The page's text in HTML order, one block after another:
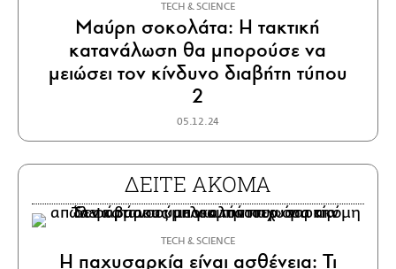
ΤECH & SCIENCE
Μαύρη σοκολάτα: Η τακτική
κατανάλωση θα μπορούσε να
μειώσει τον κίνδυνο διαβήτη τύπου
2
05.12.24
ΔΕΙΤΕ ΑΚΟΜΑ
ΤECH & SCIENCE
Η παχυσαρκία είναι ασθένεια: Τι